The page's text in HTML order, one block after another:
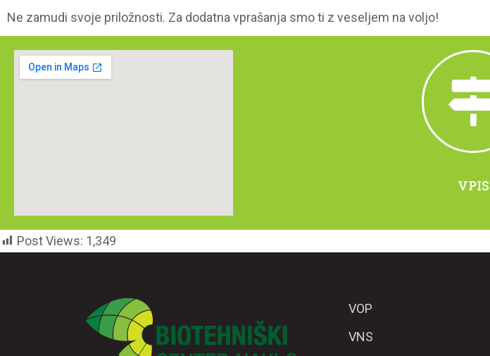
Ne zamudi svoje priložnosti. Za dodatna vprašanja smo ti z veseljem na voljo!
VPIS
Post Views: 1,349
VOP
VNS